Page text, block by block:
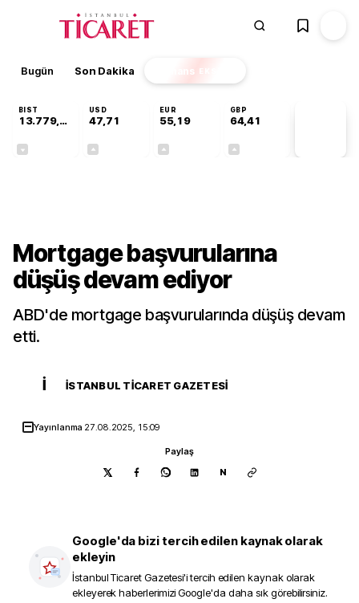
Bugün Son Dakika Finans EKSTRA
BIST
13.779,39
USD
47,71
EUR
55,19
GBP
64,41
Mortgage başvurularına
düşüş devam ediyor
ABD'de mortgage başvurularında düşüş devam
etti.
İ İSTANBUL TICARET GAZETESI
Yayınlanma 27.08.2025, 15:09
Paylaş
N
Google'da bizi tercih edilen kaynak olarak
ekleyin
İstanbul Ticaret Gazetesi'i tercih edilen kaynak olarak
ekleyerek haberlerimizi Google'da daha sık görebilirsiniz.